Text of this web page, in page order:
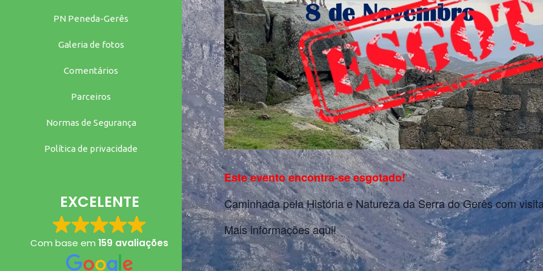
PN Peneda-Gerês
Galeria de fotos
Comentários
Parceiros
Normas de Segurança
Política de privacidade
EXCELENTE
Com base em 159 avaliações
Este evento encontra-se esgotado!
Caminhada pela História e Natureza da Serra do Gerês com
Mais informações aqui!